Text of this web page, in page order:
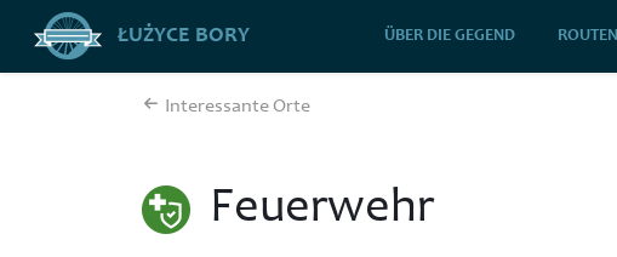
ŁUŻYCE BORY ÜBER DIE GEGEND ROUTEN
Interessante Orte
Feuerwehr